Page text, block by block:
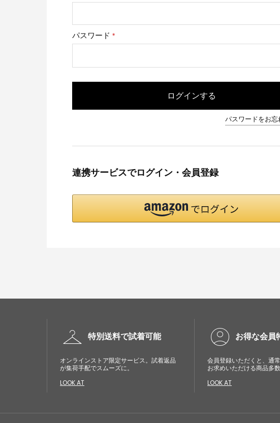
パスワード
ログインする
パスワードをお忘
連携サービスでログイン・会員登録
checkroom 特別送料で試着可能
オンラインストア限定サービス。試着返品
が集荷手配でスムーズに。
LOOK AT
account_circle お得な会員
会員登録いただくと、通
お求めいただける商品多数
LOOK AT